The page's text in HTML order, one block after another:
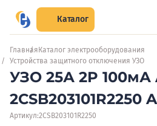
Каталог
Главная Каталог электрооборудования
Устройства защитного отключения УЗО
УЗО 25А 2P 100мА
2CSB203101R2250
Артикул:2CSB203101R2250